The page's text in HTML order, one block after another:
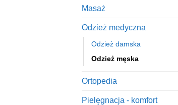
Masaż
Odzież medyczna
Odzież damska
Odzież męska
Ortopedia
Pielęgnacja - komfort